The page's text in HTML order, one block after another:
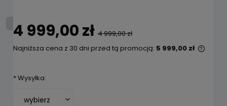
4 999,00 zł 4 999,00 zł
Najniższa cena z 30 dni przed tą promocją: 5 999,00 zł
*Wysyłka: